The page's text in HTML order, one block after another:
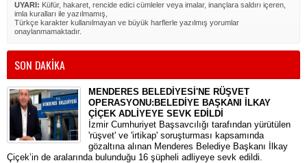
UYARI: Küfür, hakaret, rencide edici cümleler veya imalar, inançlara saldırı içeren,
imla kuralları ile yazılmamış,
Türkçe karakter kullanılmayan ve büyük harflerle yazılmış yorumlar
onaylanmamaktadır.
SON DAKİKA
MENDERES BELEDİYESİ'NE RÜŞVET
OPERASYONU:BELEDİYE BAŞKANI İLKAY
ÇİÇEK ADLİYEYE SEVK EDİLDİ
​İzmir Cumhuriyet Başsavcılığı tarafından yürütülen
'rüşvet' ve 'irtikap' soruşturması kapsamında
gözaltına alınan Menderes Belediye Başkanı İlkay
Çiçek’in de aralarında bulunduğu 16 şüpheli adliyeye sevk edildi.